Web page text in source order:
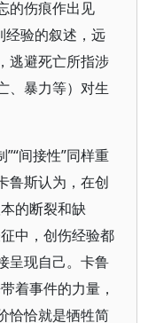
的伤痕作出见
经验的叙述，远
逃避死亡所指涉
、暴力等）对生
”“间接性”同样重
鲁斯认为，在创
的断裂和缺
中，创伤经验都
呈现自己。卡鲁
着事件的力量，
恰恰就是牺牲简